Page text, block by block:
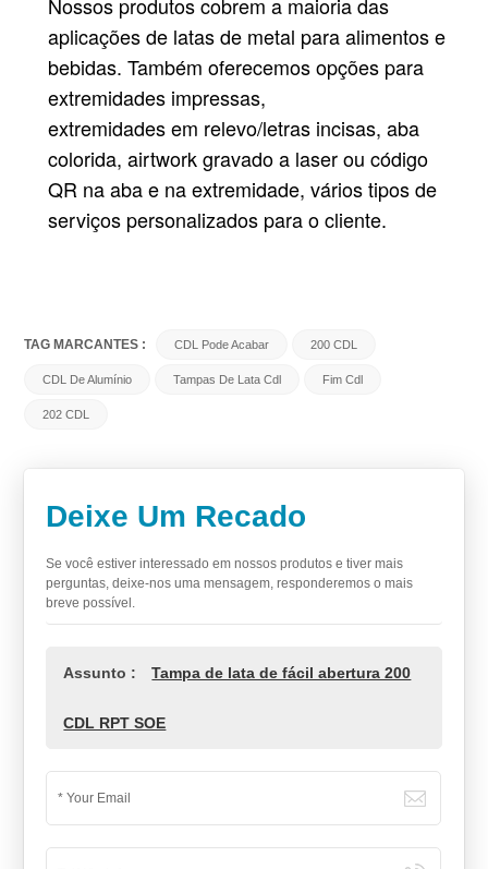
aplicações de latas de metal para alimentos e
bebidas. Também oferecemos opções para
extremidades impressas,
extremidades em relevo/letras incisas, aba
colorida, airtwork gravado a laser ou código
QR na aba e na extremidade, vários tipos de
serviços personalizados para o cliente.
TAG MARCANTES : CDL Pode Acabar 200 CDL
CDL De Alumínio Tampas De Lata Cdl Fim Cdl
202 CDL
Deixe Um Recado
Se você estiver interessado em nossos produtos e tiver mais
perguntas, deixe-nos uma mensagem, responderemos o mais
breve possível.
Assunto : Tampa de lata de fácil abertura 200
CDL RPT SOE